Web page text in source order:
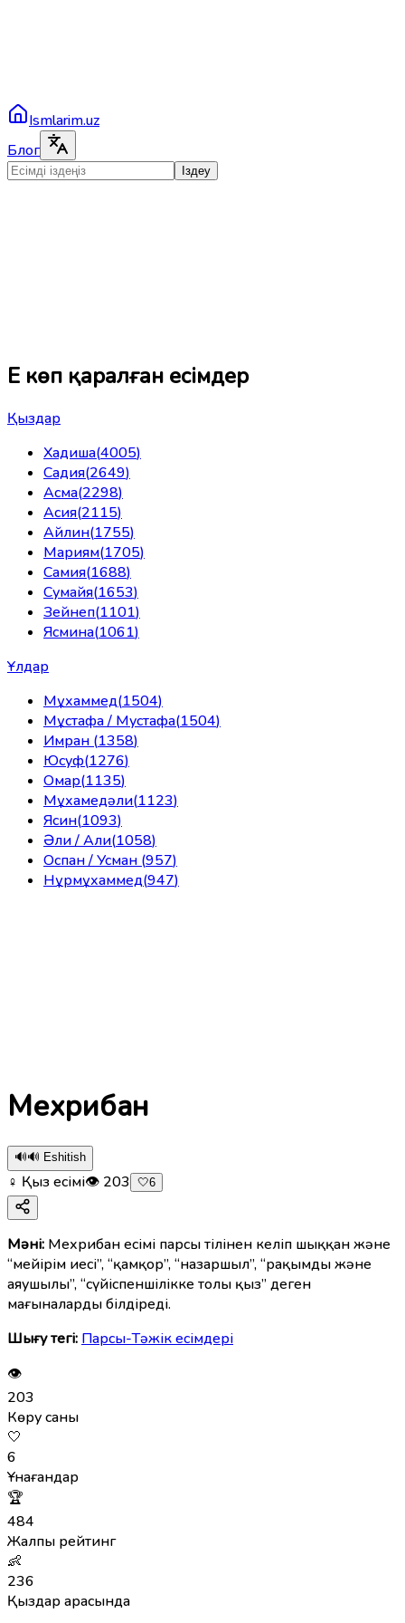
Ismlarim.uz
Блог
Іздеу
Ең көп қаралған есімдер
Қыздар
Хадиша(4005)
Садия(2649)
Асма(2298)
Асия(2115)
Айлин(1755)
Мариям(1705)
Самия(1688)
Сумайя(1653)
Зейнеп(1101)
Ясмина(1061)
Ұлдар
Мұхаммед(1504)
Мұстафа / Мустафа(1504)
Имран (1358)
Юсуф(1276)
Омар(1135)
Мұхамедәли(1123)
Ясин(1093)
Әли / Али(1058)
Оспан / Усман (957)
Нұрмұхаммед(947)
Мехрибан
🔊🔊 Eshitish
♀ Қыз есімі👁 203 🤍6
Мәні: Мехрибан есімі парсы тілінен келіп шыққан және
“мейірім иесі”, “қамқор”, “назаршыл”, “рақымды және
аяушылы”, “сүйіспеншілікке толы қыз” деген
мағыналарды білдіреді.
Шығу тегі: Парсы-Тәжік есімдері
👁
203
Көру саны
🤍
6
Ұнағандар
🏆
484
Жалпы рейтинг
👶
236
Қыздар арасында